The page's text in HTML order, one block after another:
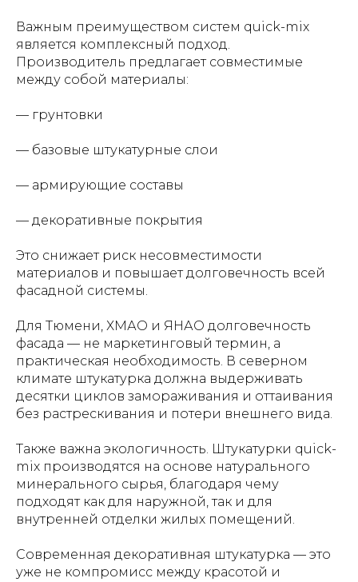
Важным преимуществом систем quick-mix
является комплексный подход.
Производитель предлагает совместимые
между собой материалы:
— грунтовки
— базовые штукатурные слои
— армирующие составы
— декоративные покрытия
Это снижает риск несовместимости
материалов и повышает долговечность всей
фасадной системы.
Для Тюмени, ХМАО и ЯНАО долговечность
фасада — не маркетинговый термин, а
практическая необходимость. В северном
климате штукатурка должна выдерживать
десятки циклов замораживания и оттаивания
без растрескивания и потери внешнего вида.
Также важна экологичность. Штукатурки quick-
mix производятся на основе натурального
минерального сырья, благодаря чему
подходят как для наружной, так и для
внутренней отделки жилых помещений.
Современная декоративная штукатурка — это
уже не компромисс между красотой и